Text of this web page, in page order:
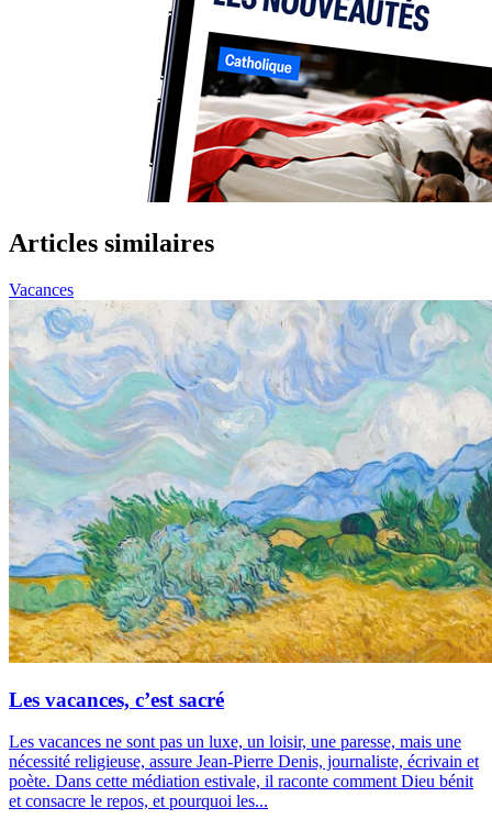
Articles similaires
Vacances
Les vacances, c’est sacré
Les vacances ne sont pas un luxe, un loisir, une paresse, mais une
nécessité religieuse, assure Jean-Pierre Denis, journaliste, écrivain et
poète. Dans cette médiation estivale, il raconte comment Dieu bénit
et consacre le repos, et pourquoi les...